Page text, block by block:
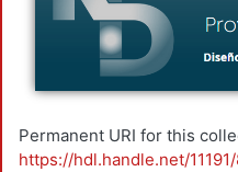
Permanent URI for this
https://hdl.handle.net/11191/